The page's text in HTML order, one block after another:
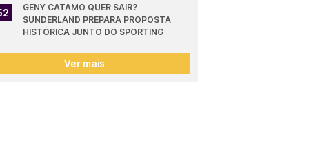
GENY CATAMO QUER SAIR?
SUNDERLAND PREPARA PROPOSTA
HISTÓRICA JUNTO DO SPORTING
Ver mais